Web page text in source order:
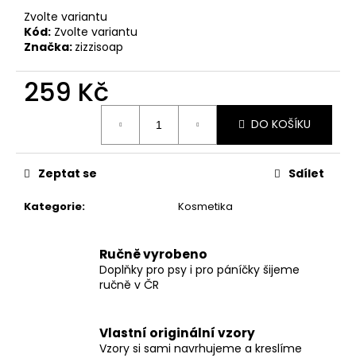
Zvolte variantu
Kód: Zvolte variantu
Značka: zizzisoap
259 Kč
DO KOŠÍKU
Kategorie: Kosmetika
Zeptat se Sdílet
Ručně vyrobeno
Doplňky pro psy i pro páníčky šijeme
ručně v ČR
Vlastní originální vzory
Vzory si sami navrhujeme a kreslíme
u
č
u
VODÍTKO
ELEGANTNÍ